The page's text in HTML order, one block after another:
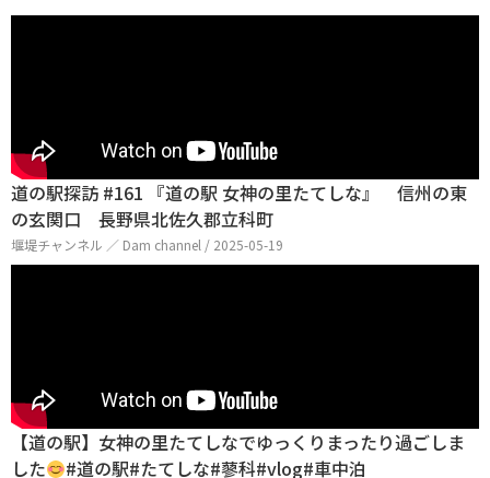
道の駅探訪 #161 『道の駅 女神の里たてしな』 信州の東
の玄関口 長野県北佐久郡立科町
堰堤チャンネル ／ Dam channel / 2025-05-19
【道の駅】女神の里たてしなでゆっくりまったり過ごしま
した
#道の駅#たてしな#蓼科#vlog#車中泊